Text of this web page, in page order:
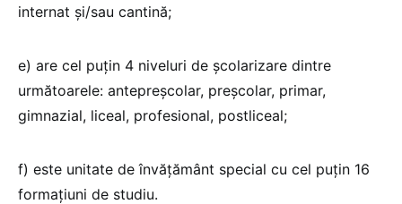
internat și/sau cantină;
e) are cel puțin 4 niveluri de școlarizare dintre
următoarele: antepreșcolar, preșcolar, primar,
gimnazial, liceal, profesional, postliceal;
f) este unitate de învățământ special cu cel puțin 16
formațiuni de studiu.